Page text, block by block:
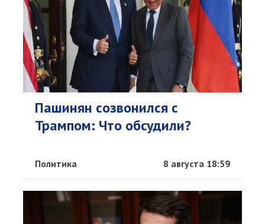
Пашинян созвонился с
Трампом: Что обсудили?
Политика 8 августа 18:59